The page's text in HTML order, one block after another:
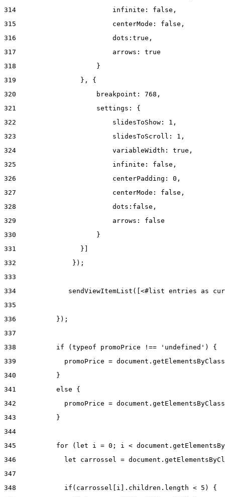
314
                        infinite: false,
315
                        centerMode: false,
316
                        dots:true,
317
                        arrows: true
318
                    }
319
                }, {
320
                    breakpoint: 768,
321
                    settings: {
322
                        slidesToShow: 1,
323
                        slidesToScroll: 1,
324
                        variableWidth: true,
325
                        infinite: false,
326
                        centerPadding: 0,
327
                        centerMode: false,
328
                        dots:false,
329
                        arrows: false
330
                    }
331
                }]
332
              });
333
334
sendViewItemList([<#list entries as
335
336
          });
337
338
          if (typeof promoPrice !== 'undefined') {
339
promoPrice =
340
          }
341
          else {
342
promoPrice =
343
          }
344
345
for (let i = 0; i <
346
let carrossel =
347
348
            if(carrossel[i].children.length < 5) {